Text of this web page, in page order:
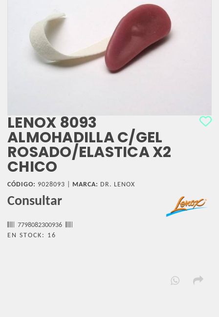
LENOX 8093
ALMOHADILLA C/GEL
ROSADO/ELASTICA X2
CHICO
CÓDIGO: 9028093 | MARCA: DR. LENOX
Consultar
7798082300936
EN STOCK: 16